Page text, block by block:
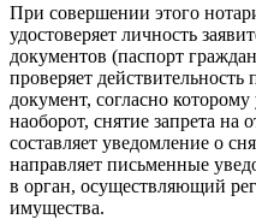
При совершении этого
удостоверяет личность
документов (паспорт
проверяет
документ, согласно которому
наоборот, снятие запрета на
составляет уведомление о
направляет письменные
в орган, осуществляющий
имущества.